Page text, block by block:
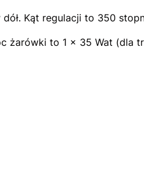
Kąt regulacji to 350
to 1 x 35 Wat